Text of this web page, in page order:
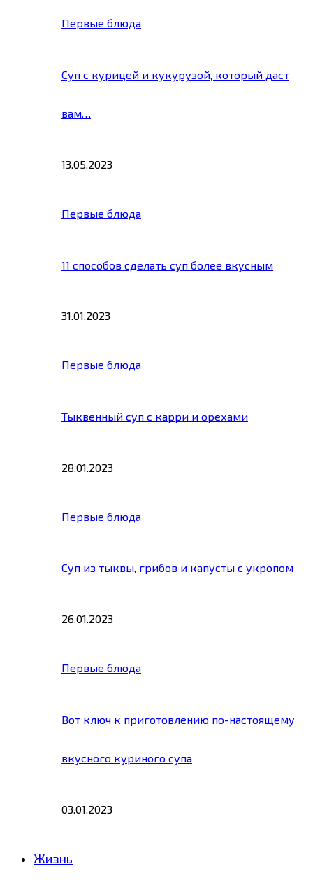
Первые блюда
Суп с курицей и кукурузой, который даст
вам…
13.05.2023
Первые блюда
11 способов сделать суп более вкусным
31.01.2023
Первые блюда
Тыквенный суп с карри и орехами
28.01.2023
Первые блюда
Суп из тыквы, грибов и капусты с укропом
26.01.2023
Первые блюда
Вот ключ к приготовлению по-настоящему
вкусного куриного супа
03.01.2023
Жизнь